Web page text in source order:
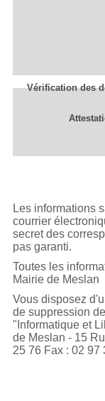
Vérification des
Les informations
courrier
secret des
pas garanti.
Toutes les
Mairie de Meslan
Vous disposez
de suppression
"Informatique et
de Meslan - 15
25 76 Fax : 02 97